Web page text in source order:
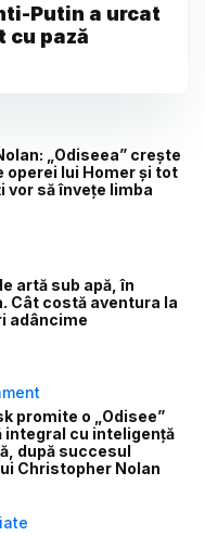
Putin a urcat
cu pază
„Odiseea” crește
operei lui Homer și tot
vor să învețe limba
artă sub apă, în
Cât costă aventura la
adâncime
promite o „Odisee”
integral cu inteligență
după succesul
Christopher Nolan